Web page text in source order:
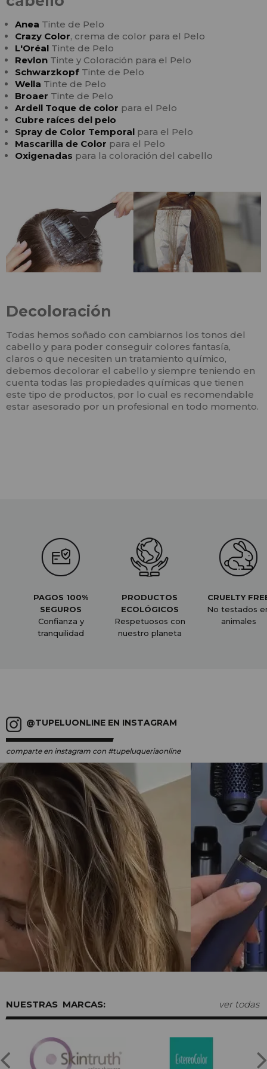
Anea Tinte de Pelo
Crazy Color, crema de color para el Pelo
L'Oréal Tinte de Pelo
Revlon Tinte y Coloración para el Pelo
Schwarzkopf Tinte de Pelo
Wella Tinte de Pelo
Broaer Tinte de Pelo
Ardell Toque de color para el Pelo
Cubre raíces del pelo
Spray de Color Temporal para el Pelo
Mascarilla de Color para el Pelo
Oxigenadas para la coloración del cabello
Decoloración
Todas hemos soñado con cambiarnos los tonos del
cabello y para poder conseguir colores fantasía,
claros o que necesiten un tratamiento químico,
debemos decolorar el cabello y siempre teniendo en
cuenta todas las propiedades químicas que tienen
este tipo de productos, por lo cual es recomendable
estar asesorado por un profesional en todo momento.
PAGOS 100%
SEGUROS
Confianza y
tranquilidad
PRODUCTOS
ECOLÓGICOS
Respetuosos con
nuestro planeta
CRUELTY
No testados
animales
@TUPELUONLINE EN INSTAGRAM
comparte en instagram con #tupeluqueriaonline
MARCAS: ver todas